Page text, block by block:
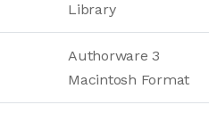
Library
Authorware 3
Macintosh Format